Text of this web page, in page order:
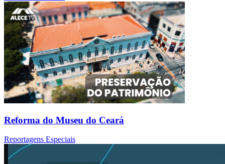
Reforma do Museu do Ceará
Reportagens Especiais